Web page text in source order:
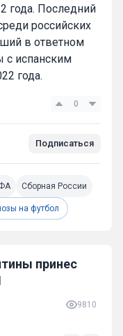
года. Последний
российских
в ответном
с испанским
года.
0
Подписаться
Сборная России
на футбол
принес
9810